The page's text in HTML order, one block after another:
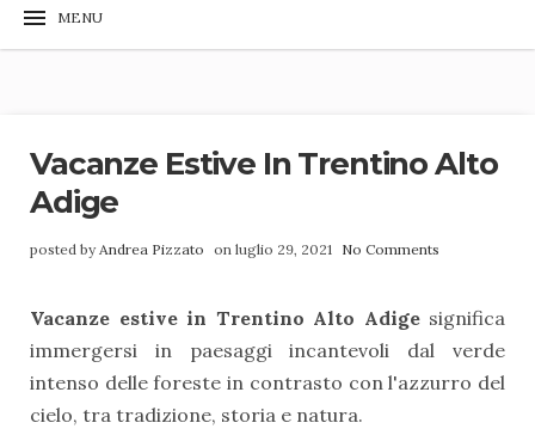
Vacanze Estive In Trentino Alto
Adige
posted by Andrea Pizzato on luglio 29, 2021 No Comments
Vacanze estive in Trentino Alto Adigesignifica
immergersi in paesaggi incantevoli dal verde
intenso delle foreste in contrasto con l'azzurro del
cielo, tra tradizione, storia e natura.